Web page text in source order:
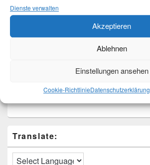
Dienste verwalten
Akzeptieren
Ablehnen
Einstellungen ansehen
Cookie-RichtlinieDatenschutzerklärung
Ich bin Martina und Autorin dieses Blogs.
Translate: